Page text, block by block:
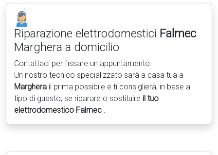
Riparazione elettrodomestici Falmec
Marghera a domicilio
Contattaci per fissare un appuntamento.
Un nostro tecnico specializzato sarà a casa tua a
Marghera il prima possibile e ti consiglierà, in base al
tipo di guasto, se riparare o sostituire il tuo
elettrodomestico Falmec .